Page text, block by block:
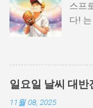
스프
다!
것
이벤
접
중계
일요일 날씨 대반
11월 08, 2025